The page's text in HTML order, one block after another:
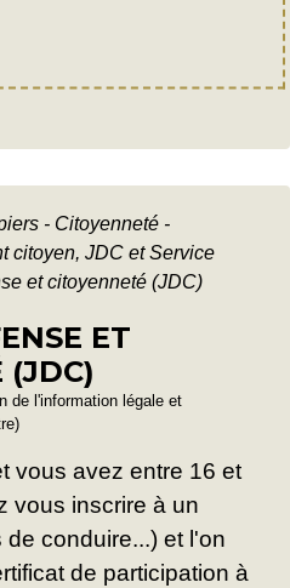
- Citoyenneté -
citoyen, JDC et Service
et citoyenneté (JDC)
ET
(JDC)
de l'information légale et
vous avez entre 16 et
vous inscrire à un
conduire...) et l'on
de participation à